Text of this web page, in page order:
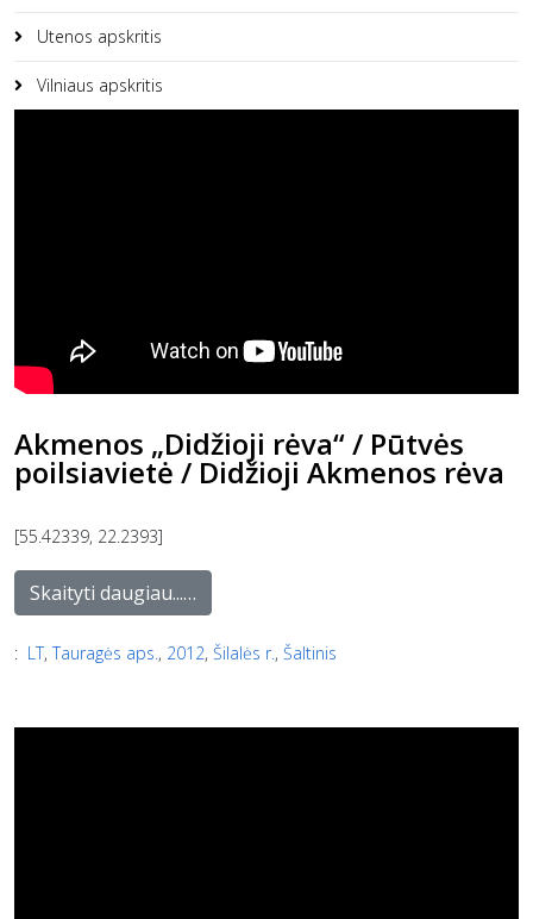
Utenos apskritis
Vilniaus apskritis
Akmenos „Didžioji rėva“ / Pūtvės
poilsiavietė / Didžioji Akmenos rėva
[55.42339, 22.2393]
Skaityti daugiau...…
: LT, Tauragės aps. , 2012, Šilalės r., Šaltinis